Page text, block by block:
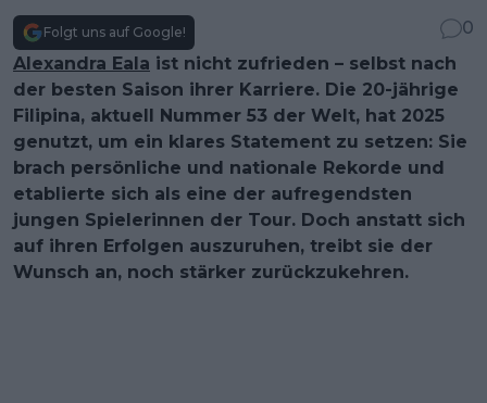
Folgt uns auf Google!
0
Alexandra Eala ist nicht zufrieden – selbst nach
der besten Saison ihrer Karriere. Die 20-jährige
Filipina, aktuell Nummer 53 der Welt, hat 2025
genutzt, um ein klares Statement zu setzen: Sie
brach persönliche und nationale Rekorde und
etablierte sich als eine der aufregendsten
jungen Spielerinnen der Tour. Doch anstatt sich
auf ihren Erfolgen auszuruhen, treibt sie der
Wunsch an, noch stärker zurückzukehren.